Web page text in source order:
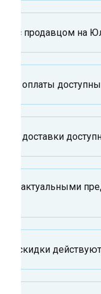
с продавцом на
оплаты
доставки
за актуальными
и скидки